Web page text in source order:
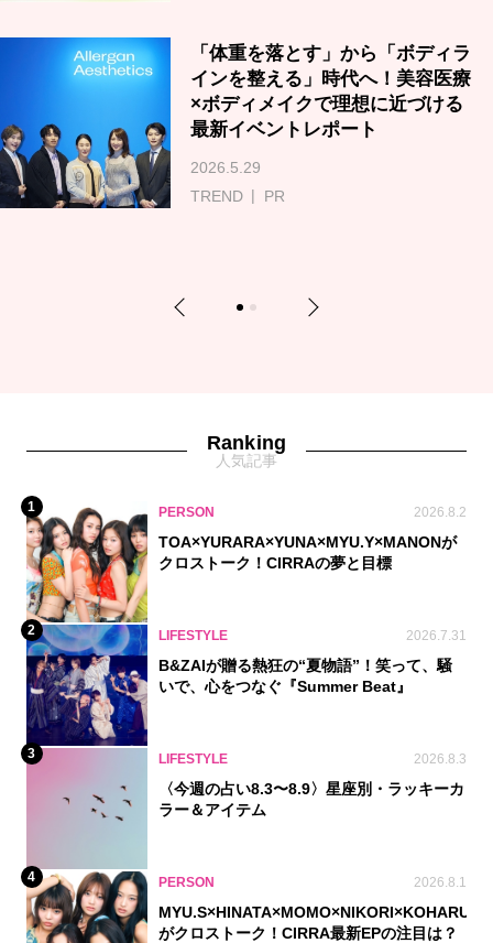
「体重を落とす」から「ボディラ
インを整える」時代へ！美容医療
×ボディメイクで理想に近づける
最新イベントレポート
2026.5.29
TREND
PR
Previous 1 2 Next
Ranking
人気記事
1 PERSON 2026.8.2
TOA×YURARA×YUNA×MYU.Y×MANONが
クロストーク！CIRRAの夢と目標
2 LIFESTYLE 2026.7.31
B&ZAIが贈る熱狂の“夏物語”！笑って、騒
いで、心をつなぐ『Summer Beat』
3 LIFESTYLE 2026.8.3
〈今週の占い8.3〜8.9〉星座別・ラッキーカ
ラー＆アイテム
4 PERSON 2026.8.1
MYU.S×HINATA×MOMO×NIKORI×KOHARU
がクロストーク！CIRRA最新EPの注目は？